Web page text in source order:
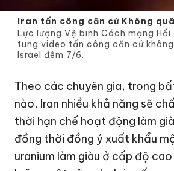
Iran tấn công căn cứ Không
Lực lượng Vệ binh Cách mạng Hồi
tung video tấn công căn cứ
Israel đêm 7/6.
Theo các chuyên gia, trong
nào, Iran nhiều khả năng sẽ
thời hạn chế hoạt động làm
đồng thời đồng ý xuất khẩu
uranium làm giàu ở cấp độ